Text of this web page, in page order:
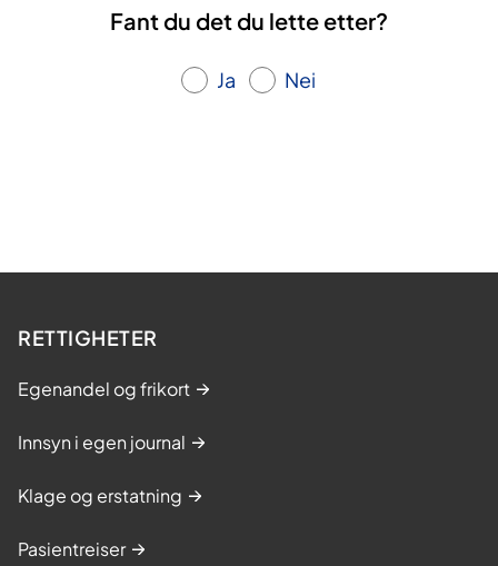
Fant du det du lette etter?
Ja Nei
RETTIGHETER
Egenandel og frikort
Innsyn i egen journal
Klage og erstatning
Pasientreiser